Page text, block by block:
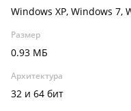
Windows XP, Windows 7,
Размер
0.93 МБ
Архитектура
32 и 64 бит